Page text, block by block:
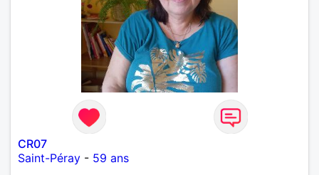
CR07
Saint-Péray - 59 ans